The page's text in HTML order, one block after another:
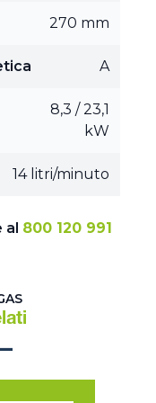
270 mm
A
8,3 / 23,1
kW
14 litri/minuto
al 800 120 991